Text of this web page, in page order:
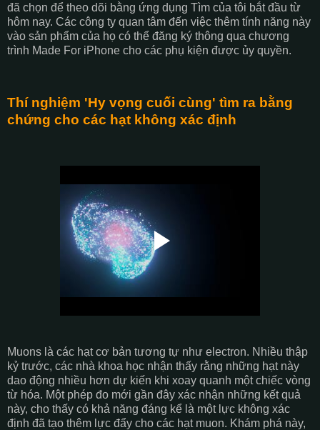
đã chọn để theo dõi bằng ứng dụng Tìm của tôi bắt đầu từ
hôm nay. Các công ty quan tâm đến việc thêm tính năng này
vào sản phẩm của họ có thể đăng ký thông qua chương
trình Made For iPhone cho các phụ kiện được ủy quyền.
Thí nghiệm 'Hy vọng cuối cùng' tìm ra bằng
chứng cho các hạt không xác định
Muons là các hạt cơ bản tương tự như electron. Nhiều thập
kỷ trước, các nhà khoa học nhận thấy rằng những hạt này
dao động nhiều hơn dự kiến khi xoay quanh một chiếc vòng
từ hóa. Một phép đo mới gần đây xác nhận những kết quả
này, cho thấy có khả năng đáng kể là một lực không xác
định đã tạo thêm lực đẩy cho các hạt muon. Khám phá này,